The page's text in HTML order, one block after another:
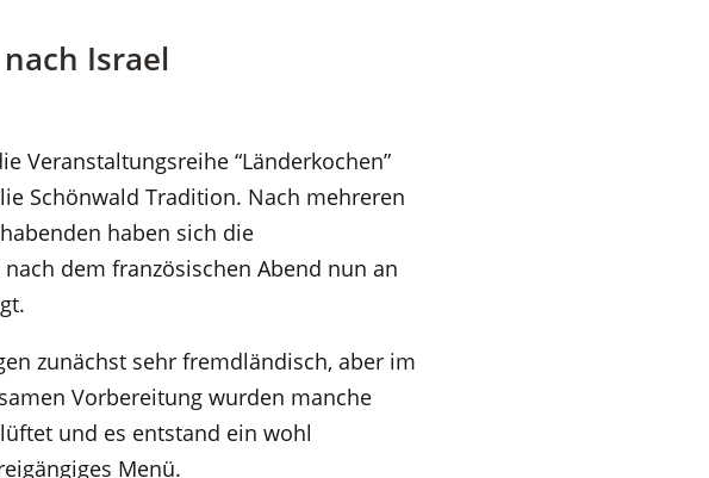
Israel
Veranstaltungsreihe “Länderkochen”
Schönwald Tradition. Nach mehreren
haben sich die
dem französischen Abend nun an
zunächst sehr fremdländisch, aber im
Vorbereitung wurden manche
und es entstand ein wohl
Menü.